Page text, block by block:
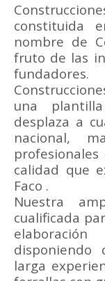
constituida
nombre de
fruto de las
fundadores.
una
desplaza a
nacional,
calidad que
Faco .
Nuestra
cualificada
disponiendo
larga